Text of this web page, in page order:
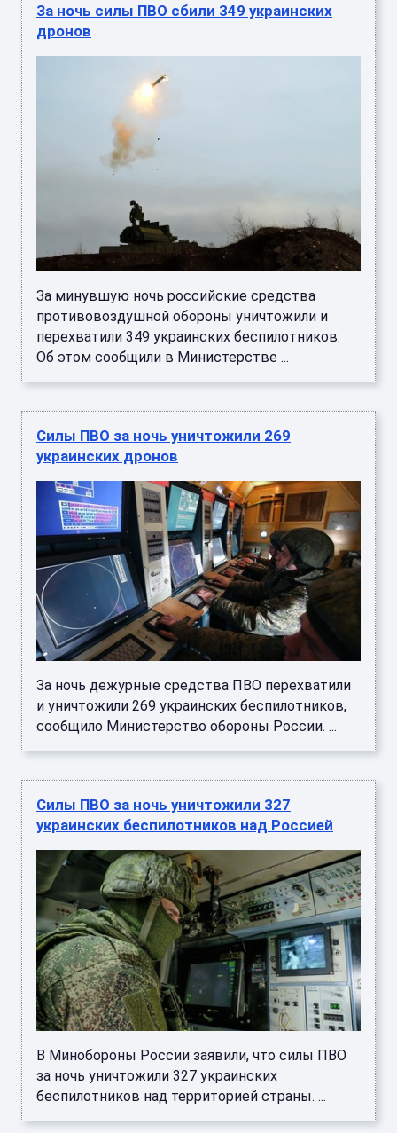
За ночь силы ПВО сбили 349 украинских
дронов
За минувшую ночь российские средства
противовоздушной обороны уничтожили и
перехватили 349 украинских беспилотников.
Об этом сообщили в Министерстве ...
Силы ПВО за ночь уничтожили 269
украинских дронов
За ночь дежурные средства ПВО перехватили
и уничтожили 269 украинских беспилотников,
сообщило Министерство обороны России. ...
Силы ПВО за ночь уничтожили 327
украинских беспилотников над Россией
В Минобороны России заявили, что силы ПВО
за ночь уничтожили 327 украинских
беспилотников над территорией страны. ...